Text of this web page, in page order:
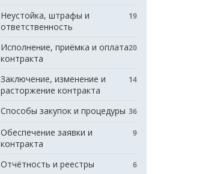
Неустойка, штрафы и
ответственность
19
Исполнение, приёмка и оплата
контракта
20
Заключение, изменение и
расторжение контракта
14
Способы закупок и процедуры 36
Обеспечение заявки и
контракта
9
Отчётность и реестры 6